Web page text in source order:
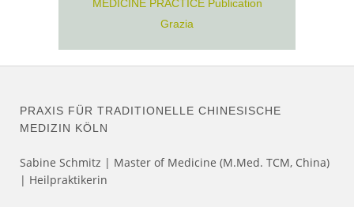
PRAXIS FÜR TRADITIONELLE CHINESISCHE
MEDIZIN KÖLN
Sabine Schmitz | Master of Medicine (M.Med. TCM, China)
| Heilpraktikerin